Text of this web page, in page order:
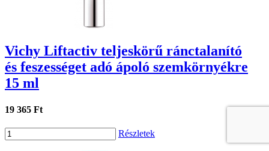
Vichy Liftactiv teljeskörű ránctalanító
és feszességet adó ápoló szemkörnyékre
15 ml
19 365 Ft
Részletek